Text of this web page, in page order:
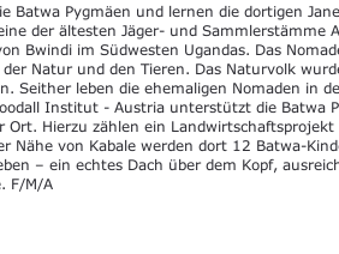
Batwa Pygmäen und lernen die dortigen
der ältesten Jäger- und Sammlerstämme
Bwindi im Südwesten Ugandas. Das
Natur und den Tieren. Das Naturvolk
Seither leben die ehemaligen Nomaden in
Institut - Austria unterstützt die Batwa
Ort. Hierzu zählen ein Landwirtschaftsprojekt
Nähe von Kabale werden dort 12 Batwa-
– ein echtes Dach über dem Kopf,
F/M/A